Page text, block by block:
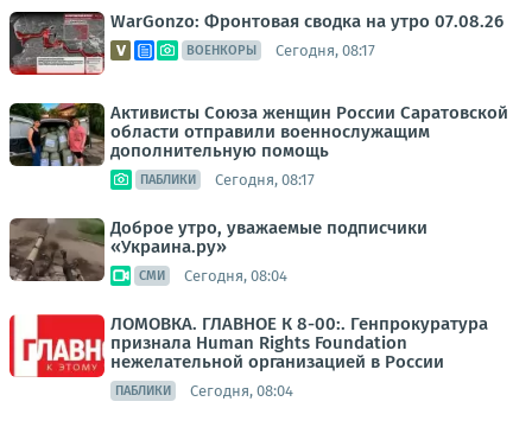
WarGonzo: Фронтовая сводка на утро 07.08.26
ВОЕНКОРЫ Сегодня, 08:17
Активисты Союза женщин России Саратовской
области отправили военнослужащим
дополнительную помощь
ПАБЛИКИ Сегодня, 08:17
Доброе утро, уважаемые подписчики
«Украина.ру»
СМИ Сегодня, 08:04
ЛОМОВКА. ГЛАВНОЕ К 8-00:. Генпрокуратура
признала Human Rights Foundation
нежелательной организацией в России
ПАБЛИКИ Сегодня, 08:04